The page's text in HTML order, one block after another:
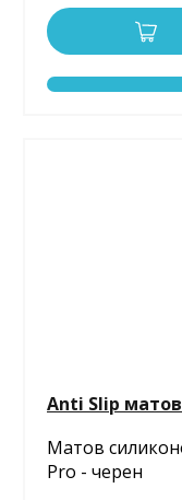
Anti Slip
Матов
Pro - черен